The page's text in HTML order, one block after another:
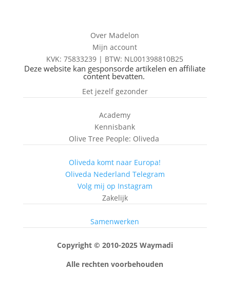
Over Madelon
Mijn account
KVK: 75833239 | BTW: NL001398810B25
Deze website kan gesponsorde artikelen en affiliate
content bevatten.
Eet jezelf gezonder
Academy
Kennisbank
Olive Tree People: Oliveda
Oliveda komt naar Europa!
Oliveda Nederland Telegram
Volg mij op Instagram
Zakelijk
Samenwerken
Copyright © 2010-2025 Waymadi
Alle rechten voorbehouden